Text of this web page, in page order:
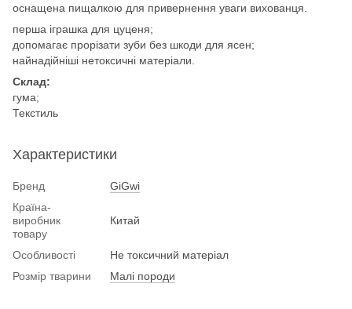
оснащена пищалкою для привернення уваги вихованця.
перша іграшка для цуценя;
допомагає прорізати зуби без шкоди для ясен;
найнадійніші нетоксичні матеріали.
Склад:
гума;
Текстиль
Характеристики
Бренд
GiGwi
Країна-
виробник
товару
Китай
Особливості
Не токсичний матеріал
Розмір тварини
Малі породи